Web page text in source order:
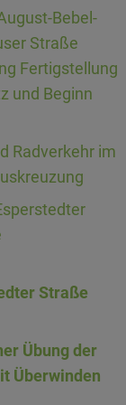
Bebel-
Straße
Fertigstellung
und Beginn
Radverkehr im
Straße
Übung der
Überwinden